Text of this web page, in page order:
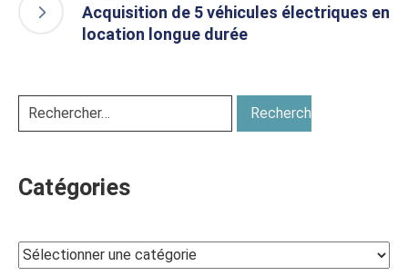
Acquisition de 5 véhicules électriques en
location longue durée
Catégories